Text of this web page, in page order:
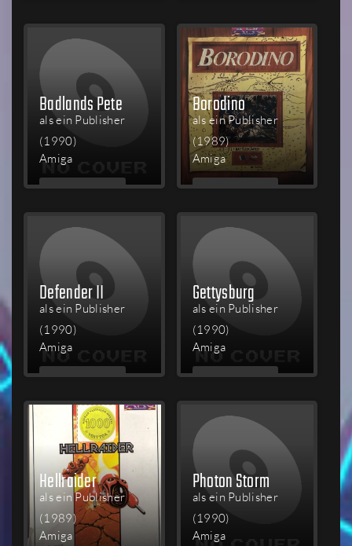
Badlands Pete
als ein Publisher
(1990)
Amiga
MEHR
Borodino
als ein Publisher
(1989)
Amiga
MEHR
Defender II
als ein Publisher
(1990)
Amiga
MEHR
Gettysburg
als ein Publisher
(1990)
Amiga
MEHR
Hellraider
als ein Publisher
(1989)
Amiga
Photon Storm
als ein Publisher
(1990)
Amiga